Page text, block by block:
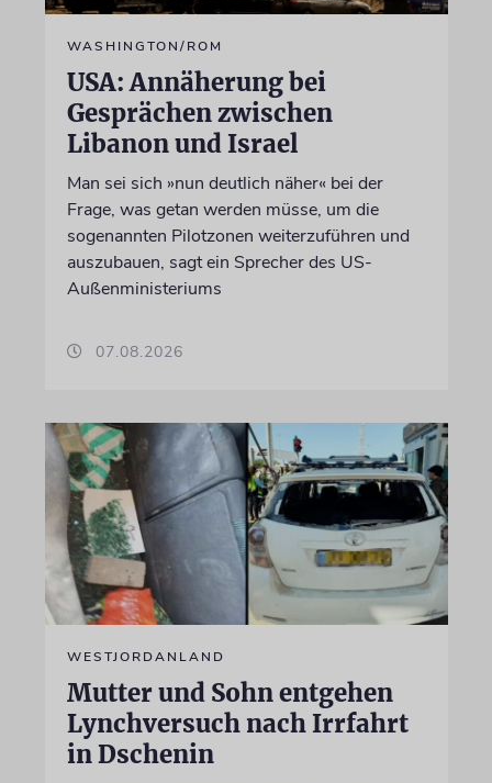
WASHINGTON/ROM
USA: Annäherung bei
Gesprächen zwischen
Libanon und Israel
Man sei sich »nun deutlich näher« bei der
Frage, was getan werden müsse, um die
sogenannten Pilotzonen weiterzuführen und
auszubauen, sagt ein Sprecher des US-
Außenministeriums
07.08.2026
WESTJORDANLAND
Mutter und Sohn entgehen
Lynchversuch nach Irrfahrt
in Dschenin